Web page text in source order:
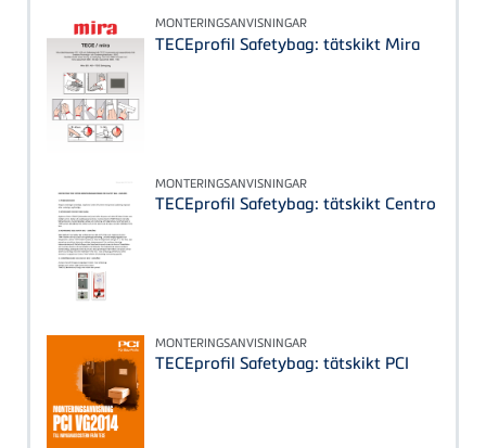
MONTERINGSANVISNINGAR
TECEprofil Safetybag: tätskikt Mira
MONTERINGSANVISNINGAR
TECEprofil Safetybag: tätskikt Centro
MONTERINGSANVISNINGAR
TECEprofil Safetybag: tätskikt PCI